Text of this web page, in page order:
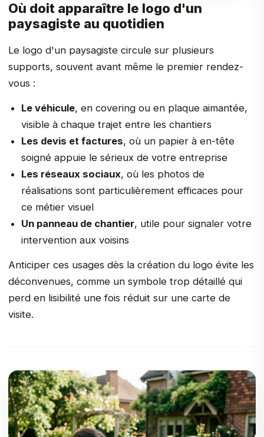
Où doit apparaître le logo d'un
paysagiste au quotidien
Le logo d'un paysagiste circule sur plusieurs
supports, souvent avant même le premier rendez-
vous :
Le véhicule, en covering ou en plaque aimantée,
visible à chaque trajet entre les chantiers
Les devis et factures, où un papier à en-tête
soigné appuie le sérieux de votre entreprise
Les réseaux sociaux, où les photos de
réalisations sont particulièrement efficaces pour
ce métier visuel
Un panneau de chantier, utile pour signaler votre
intervention aux voisins
Anticiper ces usages dès la création du logo évite les
déconvenues, comme un symbole trop détaillé qui
perd en lisibilité une fois réduit sur une carte de
visite.